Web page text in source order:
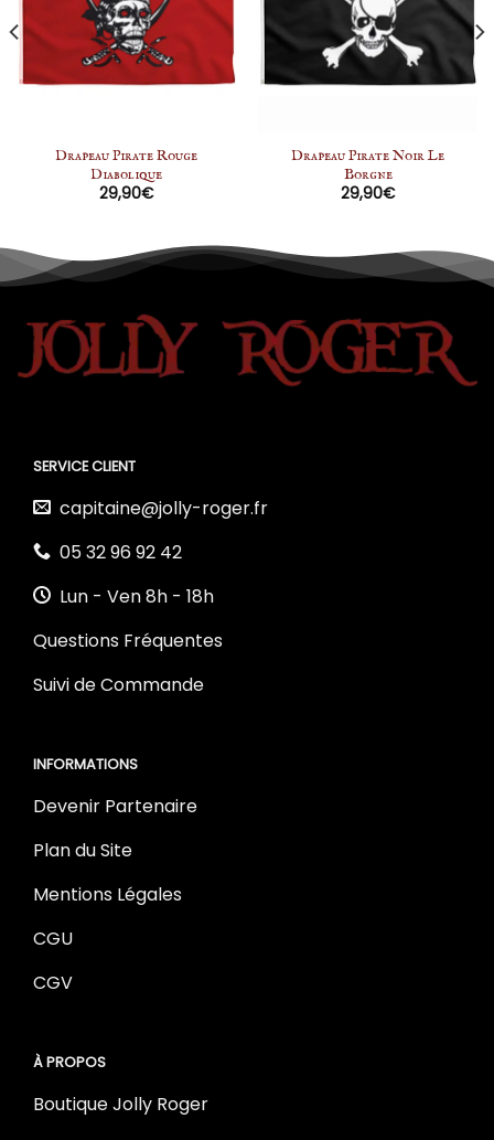
Drapeau Pirate Rouge
Diabolique
29,90€
Drapeau Pirate Noir Le
Borgne
29,90€
SERVICE CLIENT
capitaine@jolly-roger.fr
05 32 96 92 42
Lun - Ven 8h - 18h
Questions Fréquentes
Suivi de Commande
INFORMATIONS
Devenir Partenaire
Plan du Site
Mentions Légales
CGU
CGV
À PROPOS
Boutique Jolly Roger